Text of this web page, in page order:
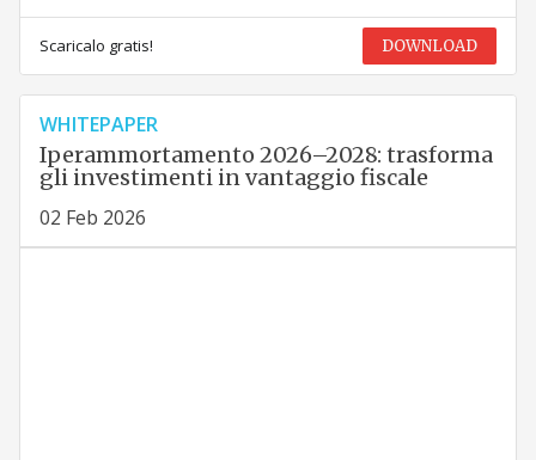
Scaricalo gratis! DOWNLOAD
WHITEPAPER
Iperammortamento 2026–2028: trasforma
gli investimenti in vantaggio fiscale
02 Feb 2026